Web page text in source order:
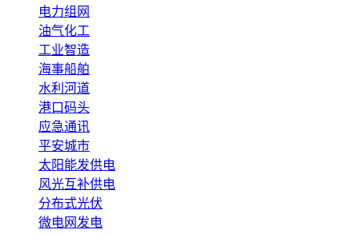
电力组网
油气化工
工业智造
海事船舶
水利河道
港口码头
应急通讯
平安城市
太阳能发供电
风光互补供电
分布式光伏
微电网发电